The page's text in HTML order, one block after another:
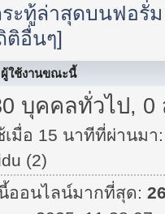
ะทู้ล่าสุดบนฟอรั่ม
ติอื่นๆ]
ผู้ใช้งานขณะนี้
บุคคลทั่วไป, 0
เมื่อ 15 นาทีที่ผ่านมา:
(2)
ออนไลน์มากที่สุด: